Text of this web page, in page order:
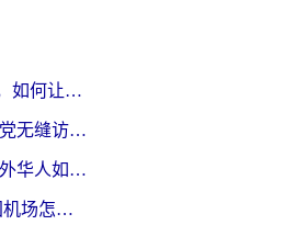
Openwrt 回国：在海外，如何让家的网络触手可及
香港翻墙回内地：海外党无缝访问国内资源的加速器选择全攻略
迅游和回国好用吗？海外华人如何选择靠谱的回国加速器
海外党必看：Clash回国机场怎么选？一篇搞定无缝访问国内资源的全攻略